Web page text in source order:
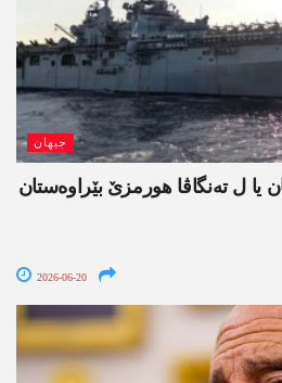
جیھان
یا ل تەنگاڤا ھورمزێ بێراوەستان
2026-06-20